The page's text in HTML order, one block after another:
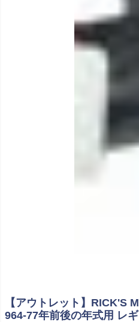
【アウトレット】RICK'S
964-77年前後の年式用 レ